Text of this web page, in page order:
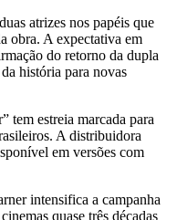
atrizes nos papéis que
obra. A expectativa em
do retorno da dupla
história para novas
tem estreia marcada para
A distribuidora
em versões com
intensifica a campanha
quase três décadas